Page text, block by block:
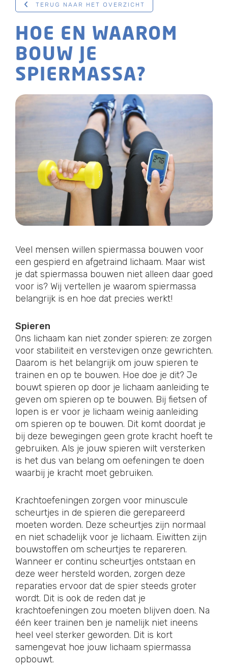
TERUG NAAR HET OVERZICHT
HOE EN WAAROM
BOUW JE
SPIERMASSA?
Veel mensen willen spiermassa bouwen voor
een gespierd en afgetraind lichaam. Maar wist
je dat spiermassa bouwen niet alleen daar goed
voor is? Wij vertellen je waarom spiermassa
belangrijk is en hoe dat precies werkt!
Spieren
Ons lichaam kan niet zonder spieren: ze zorgen
voor stabiliteit en verstevigen onze gewrichten.
Daarom is het belangrijk om jouw spieren te
trainen en op te bouwen. Hoe doe je dit? Je
bouwt spieren op door je lichaam aanleiding te
geven om spieren op te bouwen. Bij fietsen of
lopen is er voor je lichaam weinig aanleiding
om spieren op te bouwen. Dit komt doordat je
bij deze bewegingen geen grote kracht hoeft te
gebruiken. Als je jouw spieren wilt versterken
is het dus van belang om oefeningen te doen
waarbij je kracht moet gebruiken.
Krachtoefeningen zorgen voor minuscule
scheurtjes in de spieren die gerepareerd
moeten worden. Deze scheurtjes zijn normaal
en niet schadelijk voor je lichaam. Eiwitten zijn
bouwstoffen om scheurtjes te repareren.
Wanneer er continu scheurtjes ontstaan en
deze weer hersteld worden, zorgen deze
reparaties ervoor dat de spier steeds groter
wordt. Dit is ook de reden dat je
krachtoefeningen zou moeten blijven doen. Na
één keer trainen ben je namelijk niet ineens
heel veel sterker geworden. Dit is kort
samengevat hoe jouw lichaam spiermassa
opbouwt.